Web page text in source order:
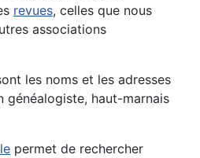
revues, celles que nous
associations
les noms et les adresses
généalogiste, haut-marnais
permet de rechercher